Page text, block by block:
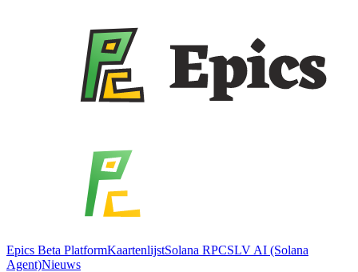
Epics Beta PlatformKaartenlijstSolana RPCSLV AI (Solana
Agent)Nieuws